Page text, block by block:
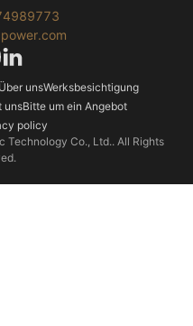
Über unsWerksbesichtigung
unsBitte um ein Angebot
policy
Co., Ltd.. All Rights